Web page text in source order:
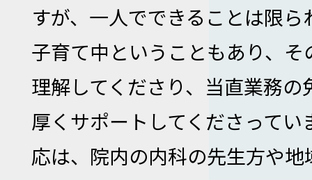
すが、一人でできることは限ら
子育て中ということもあり、
理解してくださり、当直業務
厚くサポートしてくださってい
応は、院内の内科の先生方や